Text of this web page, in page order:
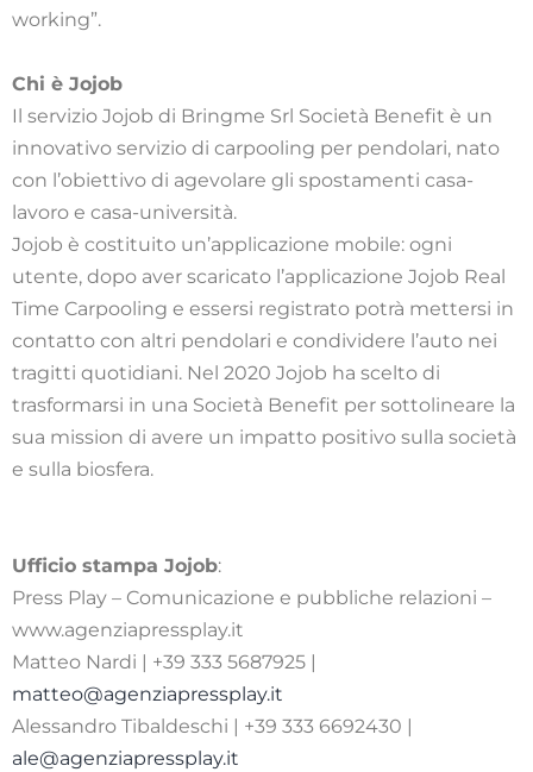
working”.
Chi è Jojob
Il servizio Jojob di Bringme Srl Società Benefit è un
innovativo servizio di carpooling per pendolari, nato
con l’obiettivo di agevolare gli spostamenti casa-
lavoro e casa-università.
Jojob è costituito un’applicazione mobile: ogni
utente, dopo aver scaricato l’applicazione Jojob Real
Time Carpooling e essersi registrato potrà mettersi in
contatto con altri pendolari e condividere l’auto nei
tragitti quotidiani. Nel 2020 Jojob ha scelto di
trasformarsi in una Società Benefit per sottolineare la
sua mission di avere un impatto positivo sulla società
e sulla biosfera.
Ufficio stampa Jojob:
Press Play – Comunicazione e pubbliche relazioni –
www.agenziapressplay.it
Matteo Nardi | +39 333 5687925 |
matteo@agenziapressplay.it
Alessandro Tibaldeschi | +39 333 6692430 |
ale@agenziapressplay.it